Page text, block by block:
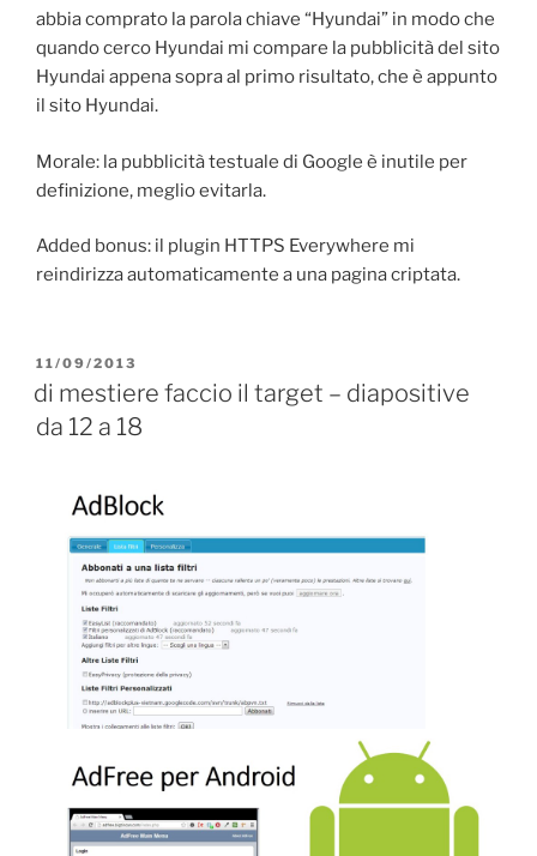
abbia comprato la parola chiave “Hyundai” in modo che
quando cerco Hyundai mi compare la pubblicità del sito
Hyundai appena sopra al primo risultato, che è appunto
il sito Hyundai.
Morale: la pubblicità testuale di Google è inutile per
definizione, meglio evitarla.
Added bonus: il plugin HTTPS Everywhere mi
reindirizza automaticamente a una pagina criptata.
PUBBLICATO
IL
11/09/2013
di mestiere faccio il target – diapositive
da 12 a 18